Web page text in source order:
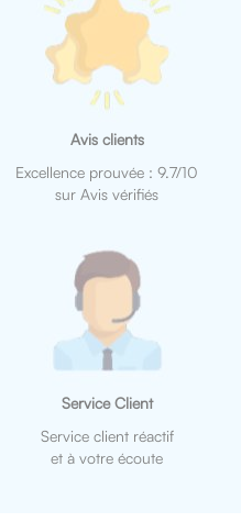
Avis clients
Excellence prouvée : 9.7/10
sur Avis vérifiés
Service Client
Service client réactif
et à votre écoute